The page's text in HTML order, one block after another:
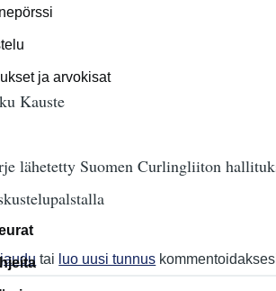
ja arvokisat
Kauste
lähetetty Suomen Curlingliiton
tai luo uusi tunnus